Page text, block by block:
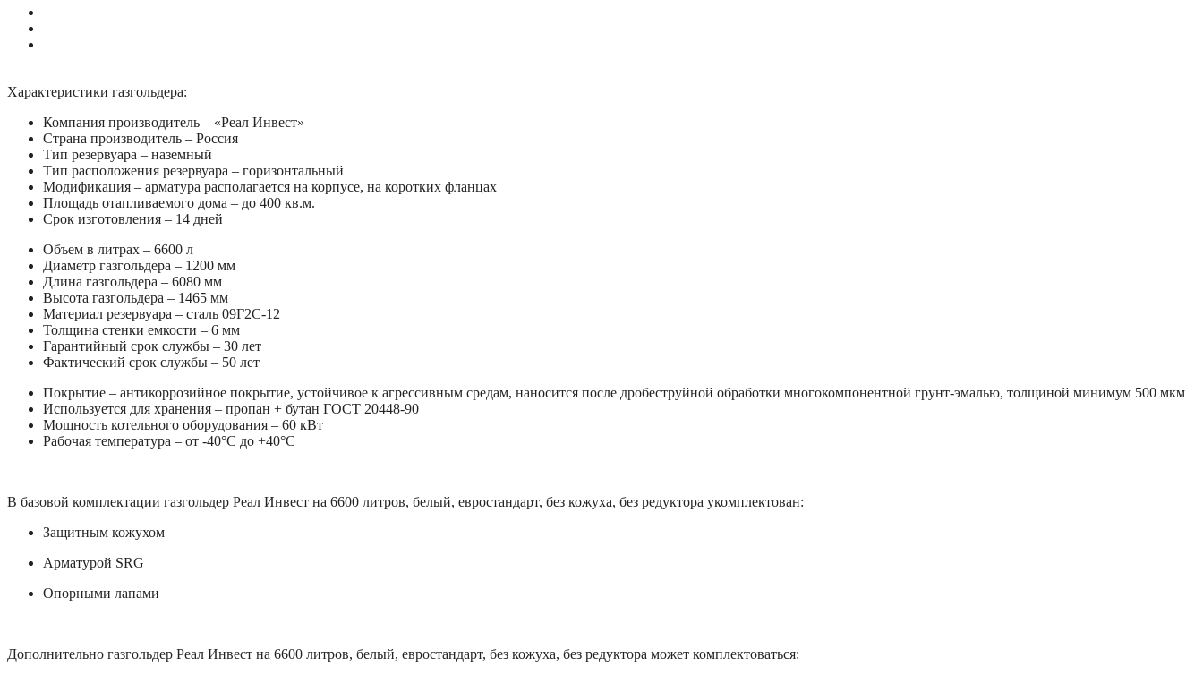
Характеристики газгольдера:
Компания производитель – «Реал Инвест»
Страна производитель – Россия
Тип резервуара – наземный
Тип расположения резервуара – горизонтальный
Модификация – арматура располагается на корпусе, на коротких фланцах
Площадь отапливаемого дома – до 400 кв.м.
Срок изготовления – 14 дней
Объем в литрах – 6600 л
Диаметр газгольдера – 1200 мм
Длина газгольдера – 6080 мм
Высота газгольдера – 1465 мм
Материал резервуара – сталь 09Г2С-12
Толщина стенки емкости – 6 мм
Гарантийный срок службы – 30 лет
Фактический срок службы – 50 лет
Покрытие – антикоррозийное покрытие, устойчивое к агрессивным средам, наносится после дробеструйной обработки многокомпонентной грунт-эмалью, толщиной минимум 500 мкм
Используется для хранения – пропан + бутан ГОСТ 20448-90
Мощность котельного оборудования – 60 кВт
Рабочая температура – от -40°C до +40°C
В базовой комплектации газгольдер Реал Инвест на 6600 литров, белый, евростандарт, без кожуха, без редуктора укомплектован:
Защитным кожухом
Арматурой SRG
Опорными лапами
Дополнительно газгольдер Реал Инвест на 6600 литров, белый, евростандарт, без кожуха, без редуктора может комплектоваться: